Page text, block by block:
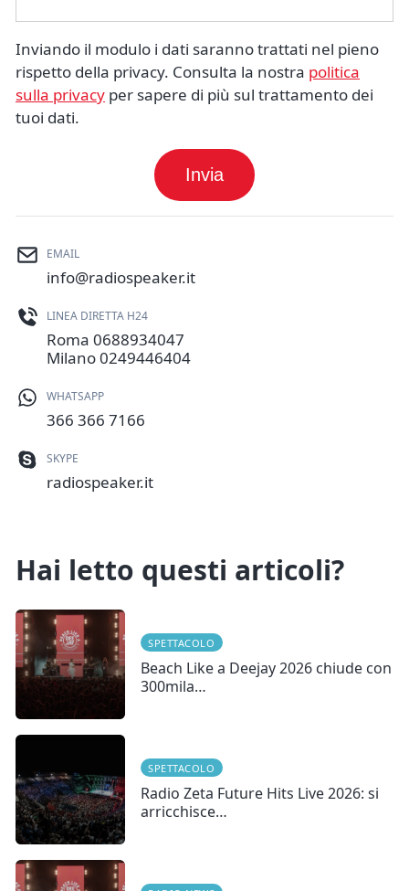
Inviando il modulo i dati saranno trattati nel pieno
rispetto della privacy. Consulta la nostra politica
sulla privacy per sapere di più sul trattamento dei
tuoi dati.
Invia
EMAIL
info@radiospeaker.it
LINEA DIRETTA H24
Roma 0688934047
Milano0249446404
WHATSAPP
366 366 7166
SKYPE
radiospeaker.it
Hai letto questi articoli?
SPETTACOLO
Beach Like a Deejay 2026 chiude con
300mila…
SPETTACOLO
Radio Zeta Future Hits Live 2026: si
arricchisce…